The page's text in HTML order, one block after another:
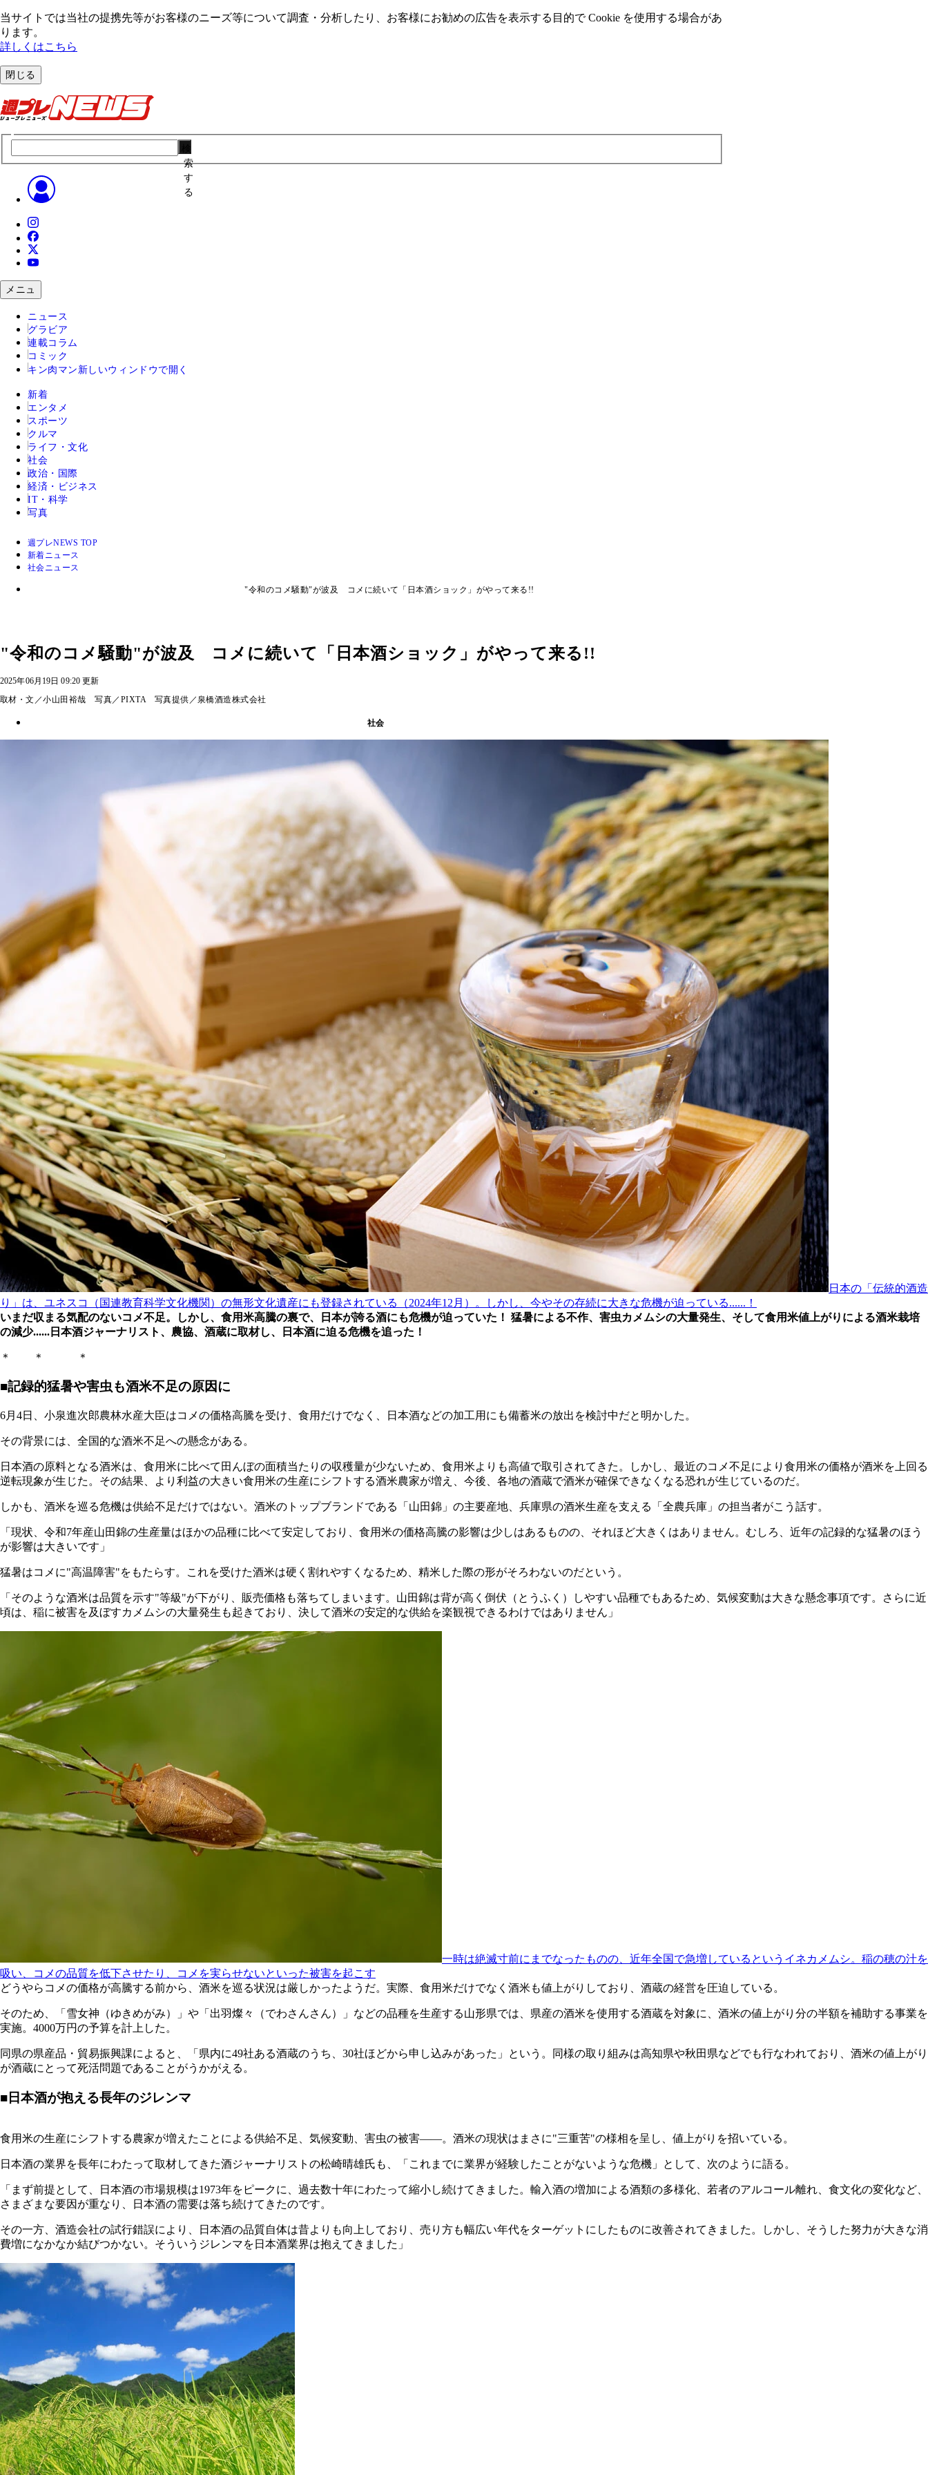
当サイトでは当社の提携先等がお客様のニーズ等について調査・分析したり、お客様にお勧めの広告を表⽰する⽬的で Cookie を使⽤する場合があ
ります。
詳しくはこちら
閉じる
索
す
る
メニュ
ニュース
グラビア
連載コラム
コミック
キン肉マン 新しいウィンドウで開く
新着
エンタメ
スポーツ
クルマ
ライフ・文化
社会
政治・国際
経済・ビジネス
IT・科学
写真
週プレNEWS TOP
新着ニュース
社会ニュース
"令和のコメ騒動"が波及 コメに続いて「日本酒ショック」がやって来る!!
"令和のコメ騒動"が波及 コメに続いて「日本酒ショック」がやって来る!!
2025年06月19日 09:20 更新
取材・文／小山田裕哉 写真／PIXTA 写真提供／泉橋酒造株式会社
社会
日本の「伝統的酒造
り」は、ユネスコ（国連教育科学文化機関）の無形文化遺産にも登録されている（2024年12月）。しかし、今やその存続に大きな危機が迫っている......！
いまだ収まる気配のないコメ不足。しかし、食用米高騰の裏で、日本が誇る酒にも危機が迫っていた！ 猛暑による不作、害虫カメムシの大量発生、そして食用米値上がりによる酒米栽培
の減少......日本酒ジャーナリスト、農協、酒蔵に取材し、日本酒に迫る危機を追った！
＊ ＊ ＊
■記録的猛暑や害虫も酒米不足の原因に
6月4日、小泉進次郎農林水産大臣はコメの価格高騰を受け、食用だけでなく、日本酒などの加工用にも備蓄米の放出を検討中だと明かした。
その背景には、全国的な酒米不足への懸念がある。
日本酒の原料となる酒米は、食用米に比べて田んぼの面積当たりの収穫量が少ないため、食用米よりも高値で取引されてきた。しかし、最近のコメ不足により食用米の価格が酒米を上回る
逆転現象が生じた。その結果、より利益の大きい食用米の生産にシフトする酒米農家が増え、今後、各地の酒蔵で酒米が確保できなくなる恐れが生じているのだ。
しかも、酒米を巡る危機は供給不足だけではない。酒米のトップブランドである「山田錦」の主要産地、兵庫県の酒米生産を支える「全農兵庫」の担当者がこう話す。
「現状、令和7年産山田錦の生産量はほかの品種に比べて安定しており、食用米の価格高騰の影響は少しはあるものの、それほど大きくはありません。むしろ、近年の記録的な猛暑のほう
が影響は大きいです」
猛暑はコメに"高温障害"をもたらす。これを受けた酒米は硬く割れやすくなるため、精米した際の形がそろわないのだという。
「そのような酒米は品質を示す"等級"が下がり、販売価格も落ちてしまいます。山田錦は背が高く倒伏（とうふく）しやすい品種でもあるため、気候変動は大きな懸念事項です。さらに近
頃は、稲に被害を及ぼすカメムシの大量発生も起きており、決して酒米の安定的な供給を楽観視できるわけではありません」
一時は絶滅寸前にまでなったものの、近年全国で急増しているというイネカメムシ。稲の穂の汁を
吸い、コメの品質を低下させたり、コメを実らせないといった被害を起こす
どうやらコメの価格が高騰する前から、酒米を巡る状況は厳しかったようだ。実際、食用米だけでなく酒米も値上がりしており、酒蔵の経営を圧迫している。
そのため、「雪女神（ゆきめがみ）」や「出羽燦々（でわさんさん）」などの品種を生産する山形県では、県産の酒米を使用する酒蔵を対象に、酒米の値上がり分の半額を補助する事業を
実施。4000万円の予算を計上した。
同県の県産品・貿易振興課によると、「県内に49社ある酒蔵のうち、30社ほどから申し込みがあった」という。同様の取り組みは高知県や秋田県などでも行なわれており、酒米の値上がり
が酒蔵にとって死活問題であることがうかがえる。
■日本酒が抱える長年のジレンマ
食用米の生産にシフトする農家が増えたことによる供給不足、気候変動、害虫の被害――。酒米の現状はまさに"三重苦"の様相を呈し、値上がりを招いている。
日本酒の業界を長年にわたって取材してきた酒ジャーナリストの松崎晴雄氏も、「これまでに業界が経験したことがないような危機」として、次のように語る。
「まず前提として、日本酒の市場規模は1973年をピークに、過去数十年にわたって縮小し続けてきました。輸入酒の増加による酒類の多様化、若者のアルコール離れ、食文化の変化など、
さまざまな要因が重なり、日本酒の需要は落ち続けてきたのです。
その一方、酒造会社の試行錯誤により、日本酒の品質自体は昔よりも向上しており、売り方も幅広い年代をターゲットにしたものに改善されてきました。しかし、そうした努力が大きな消
費増になかなか結びつかない。そういうジレンマを日本酒業界は抱えてきました」